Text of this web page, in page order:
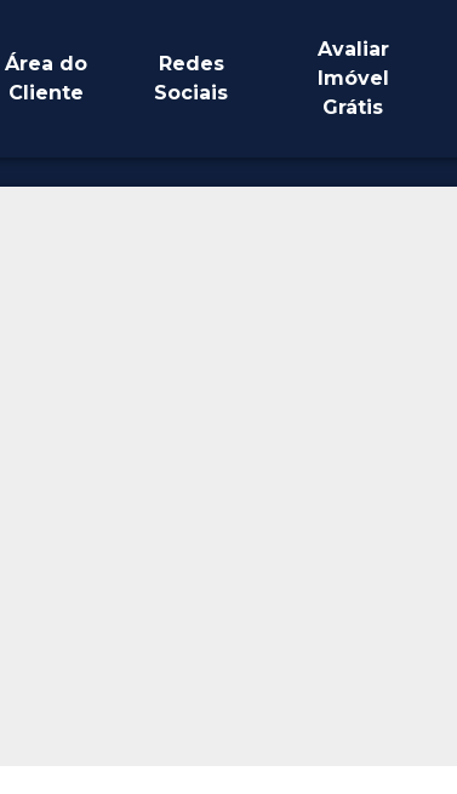
Área do
Cliente
Redes
Sociais
Avaliar
Imóvel
Grátis